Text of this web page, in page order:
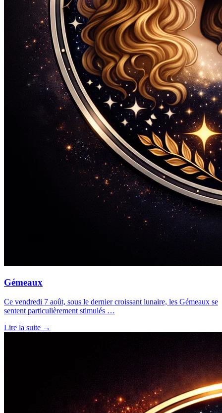
Gémeaux
Ce vendredi 7 août, sous le dernier croissant lunaire, les Gémeaux se
sentent particulièrement stimulés …
Lire la suite →